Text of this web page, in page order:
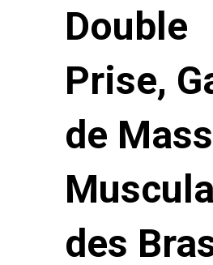
Double
Prise,
de
des